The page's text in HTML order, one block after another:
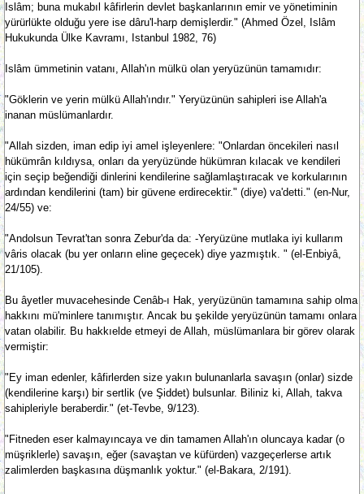
Islâm; buna mukabıl kâfirlerin devlet başkanlarının emir ve yönetiminin
yürürlükte olduğu yere ise dâru'l-harp demişlerdir." (Ahmed Özel, Islâm
Hukukunda Ülke Kavramı, Istanbul 1982, 76)
Islâm ümmetinin vatanı, Allah'ın mülkü olan yeryüzünün tamamıdır:
"Göklerin ve yerin mülkü Allah'ındır." Yeryüzünün sahipleri ise Allah'a
inanan müslümanlardır.
"Allah sizden, iman edip iyi amel işleyenlere: "Onlardan öncekileri nasıl
hükümrân kıldıysa, onları da yeryüzünde hükümran kılacak ve kendileri
için seçip beğendiği dinlerini kendilerine sağlamlaştıracak ve korkularının
ardından kendilerini (tam) bir güvene erdirecektir." (diye) va'detti." (en-Nur,
24/55) ve:
"Andolsun Tevrat'tan sonra Zebur'da da: -Yeryüzüne mutlaka iyi kullarım
vâris olacak (bu yer onların eline geçecek) diye yazmıştık. " (el-Enbiyâ,
21/105).
Bu âyetler muvacehesinde Cenâb-ı Hak, yeryüzünün tamamına sahip olma
hakkını mü'minlere tanımıştır. Ancak bu şekilde yeryüzünün tamamı onlara
vatan olabilir. Bu hakkıelde etmeyi de Allah, müslümanlara bir görev olarak
vermiştir:
"Ey iman edenler, kâfirlerden size yakın bulunanlarla savaşın (onlar) sizde
(kendilerine karşı) bir sertlik (ve Şiddet) bulsunlar. Biliniz ki, Allah, takva
sahipleriyle beraberdir." (et-Tevbe, 9/123).
"Fitneden eser kalmayıncaya ve din tamamen Allah'ın oluncaya kadar (o
müşriklerle) savaşın, eğer (savaştan ve küfürden) vazgeçerlerse artık
zalimlerden başkasına düşmanlık yoktur." (el-Bakara, 2/191).